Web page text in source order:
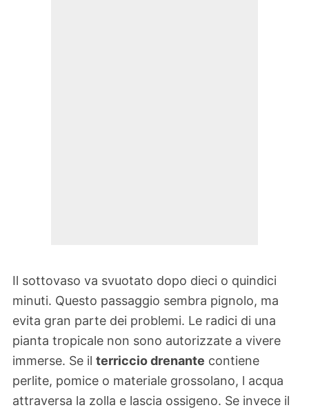
Il sottovaso va svuotato dopo dieci o quindici
minuti. Questo passaggio sembra pignolo, ma
evita gran parte dei problemi. Le radici di una
pianta tropicale non sono autorizzate a vivere
immerse. Se il terriccio drenante contiene
perlite, pomice o materiale grossolano, l acqua
attraversa la zolla e lascia ossigeno. Se invece il